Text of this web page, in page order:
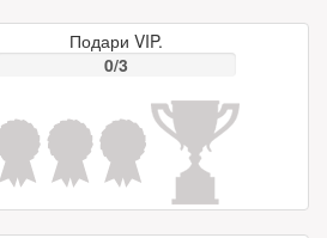
Подари VIP.
0/3